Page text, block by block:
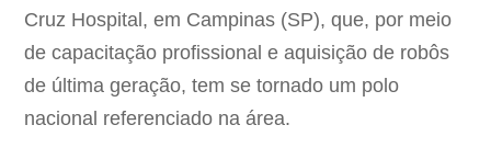
Cruz Hospital, em Campinas (SP), que, por meio
de capacitação profissional e aquisição de robôs
de última geração, tem se tornado um polo
nacional referenciado na área.